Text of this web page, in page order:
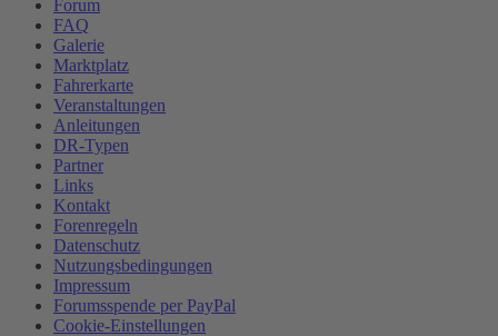
Forum
FAQ
Galerie
Marktplatz
Fahrerkarte
Veranstaltungen
Anleitungen
DR-Typen
Partner
Links
Kontakt
Forenregeln
Datenschutz
Nutzungsbedingungen
Impressum
Forumsspende per PayPal
Cookie-Einstellungen